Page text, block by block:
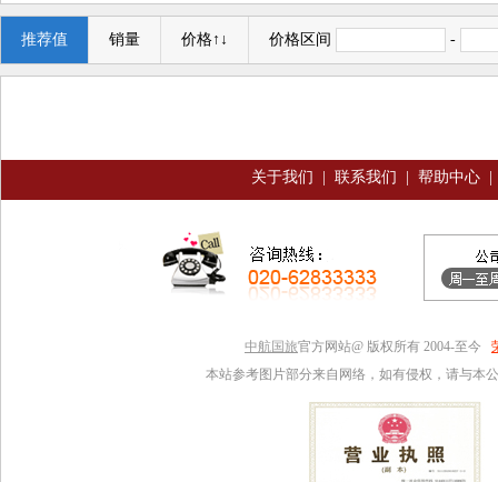
推荐值 销量 价格↑↓ 价格区间 -
关于我们 联系我们 帮助中心
中航国旅官方网站@ 版权所有 2004-至今
本站参考图片部分来自网络，如有侵权，请与本